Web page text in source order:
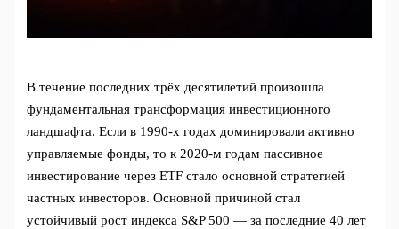
В течение последних трёх десятилетий произошла
фундаментальная трансформация инвестиционного
ландшафта. Если в 1990-х годах доминировали активно
управляемые фонды, то к 2020-м годам пассивное
инвестирование через ETF стало основной стратегией
частных инвесторов. Основной причиной стал
устойчивый рост индекса S&P 500 — за последние 40 лет